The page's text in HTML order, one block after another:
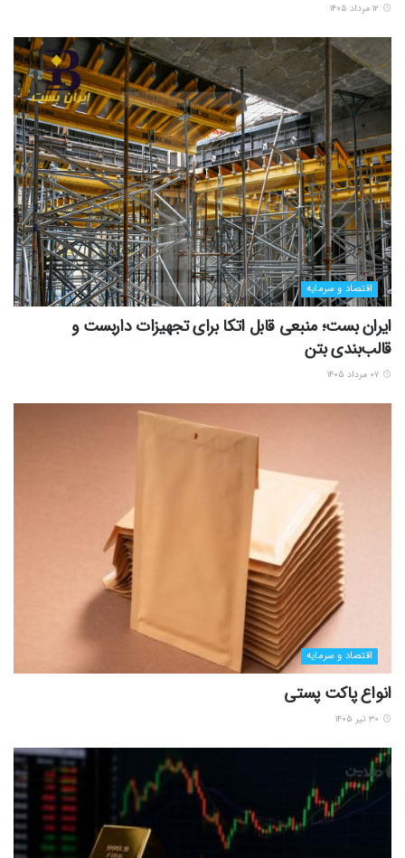
اقتصاد و سرمایه
ایران بست؛ منبعی قابل اتکا برای تجهیزات داربست و
قالب‌بندی بتن
اقتصاد و سرمایه
انواع پاکت پستی